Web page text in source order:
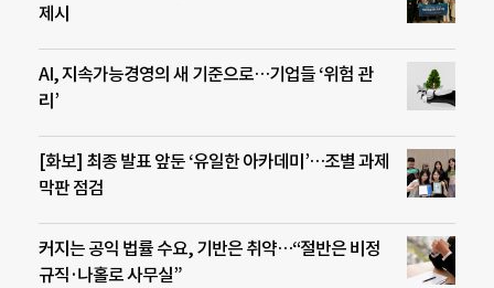
제시
AI, 지속가능경영의 새 기준으로…기업들 ‘위험 관
리’
[화보] 최종 발표 앞둔 ‘유일한 아카데미’…조별 과제
막판 점검
커지는 공익 법률 수요, 기반은 취약…“절반은 비정
규직·나홀로 사무실”